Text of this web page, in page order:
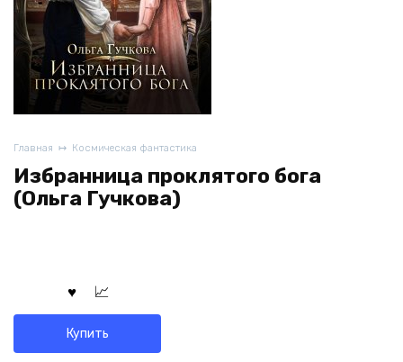
Главная Космическая фантастика
Избранница проклятого бога
(Ольга Гучкова)
Купить